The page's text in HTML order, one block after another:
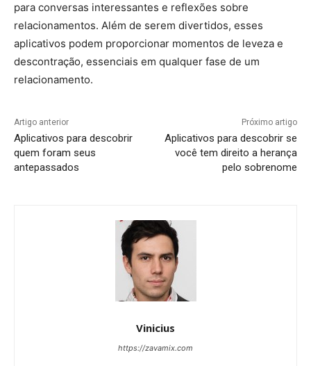
para conversas interessantes e reflexões sobre
relacionamentos. Além de serem divertidos, esses
aplicativos podem proporcionar momentos de leveza e
descontração, essenciais em qualquer fase de um
relacionamento.
Artigo anterior
Aplicativos para descobrir
quem foram seus
antepassados
Próximo artigo
Aplicativos para descobrir se
você tem direito a herança
pelo sobrenome
Vinicius
https://zavamix.com